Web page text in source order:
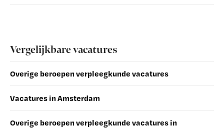
Vergelijkbare vacatures
Overige beroepen verpleegkunde vacatures
Vacatures in Amsterdam
Overige beroepen verpleegkunde vacatures in